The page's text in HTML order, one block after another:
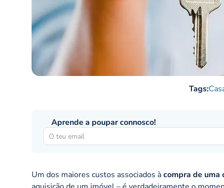
Tags:
Aprende a poupar connosco!
Um dos maiores custos associados àcompra de uma